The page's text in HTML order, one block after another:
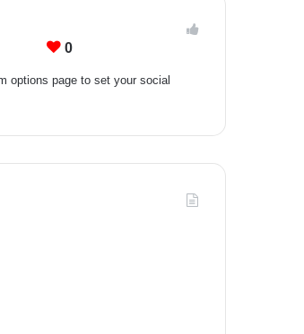
0
options page to set your social